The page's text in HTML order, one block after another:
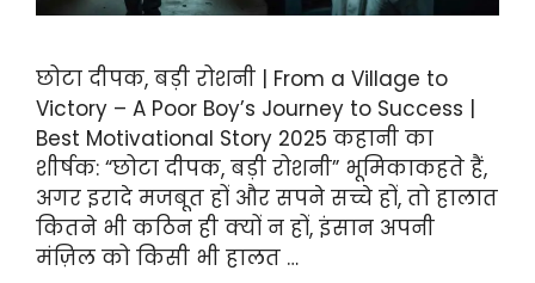
छोटा दीपक, बड़ी रोशनी | From a Village to
Victory – A Poor Boy’s Journey to Success |
Best Motivational Story 2025 कहानी का
शीर्षक: “छोटा दीपक, बड़ी रोशनी” भूमिकाकहते हैं,
अगर इरादे मजबूत हों और सपने सच्चे हों, तो हालात
कितने भी कठिन ही क्यों न हों, इंसान अपनी
मंज़िल को किसी भी हालत …